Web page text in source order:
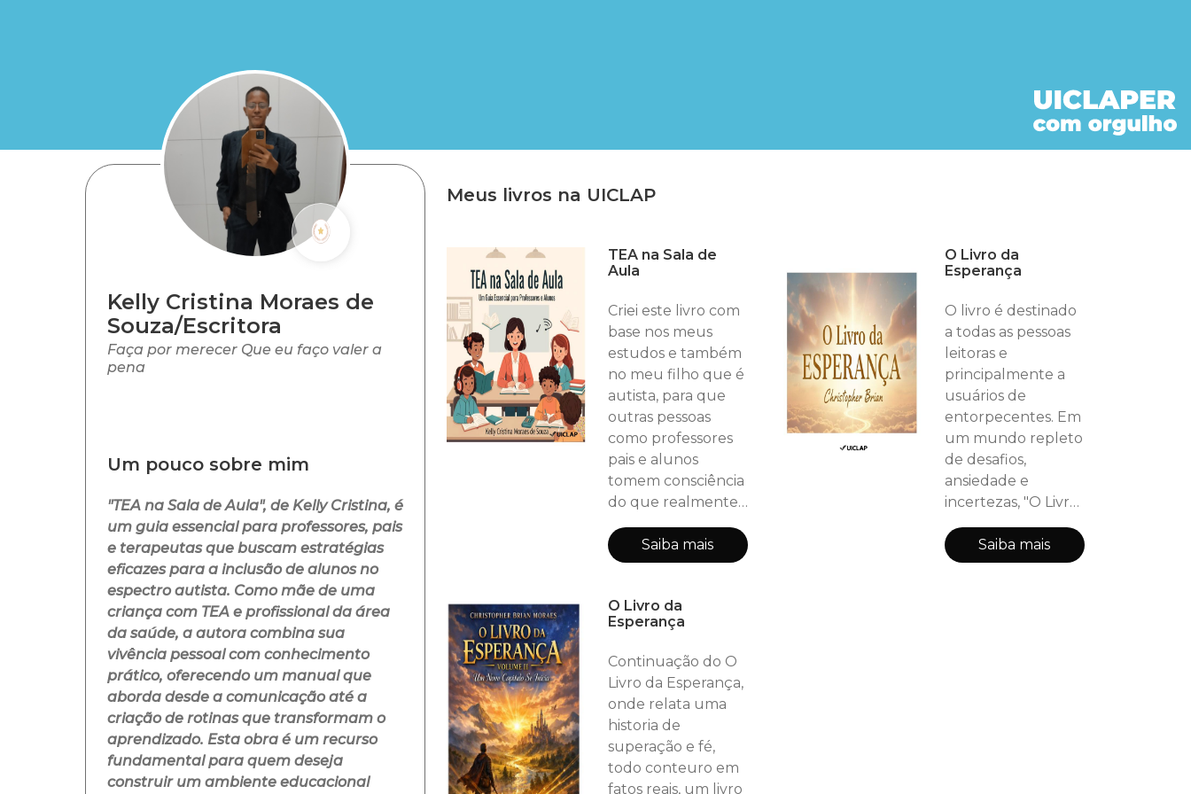
Kelly Cristina Moraes de
Souza/Escritora
Faça por merecer Que eu faço valer a
pena
Um pouco sobre mim
"TEA na Sala de Aula", de Kelly Cristina, é
um guia essencial para professores, pais
e terapeutas que buscam estratégias
eficazes para a inclusão de alunos no
espectro autista. Como mãe de uma
criança com TEA e profissional da área
da saúde, a autora combina sua
vivência pessoal com conhecimento
prático, oferecendo um manual que
aborda desde a comunicação até a
criação de rotinas que transformam o
aprendizado. Esta obra é um recurso
fundamental para quem deseja
construir um ambiente educacional
Meus livros na UICLAP
TEA na Sala de
Aula
Criei este livro com
base nos meus
estudos e também
no meu filho que é
autista, para que
outras pessoas
como professores
pais e alunos
tomem consciência
do que realmente
é este mundo
mágico e
maravilhoso. Desejo
leitura.
Saiba mais
O Livro da
Esperança
O livro é destinado
a todas as pessoas
leitoras e
principalmente a
usuários de
entorpecentes. Em
um mundo repleto
de desafios,
ansiedade e
incertezas, "O Livro
da Esperança"
emerge como um
farol na escuridão.
Saiba mais
O Livro da
Esperança
Continuação do O
Livro da Esperança,
onde relata uma
historia de
superação e fé,
todo conteuro em
fatos reais, um livro